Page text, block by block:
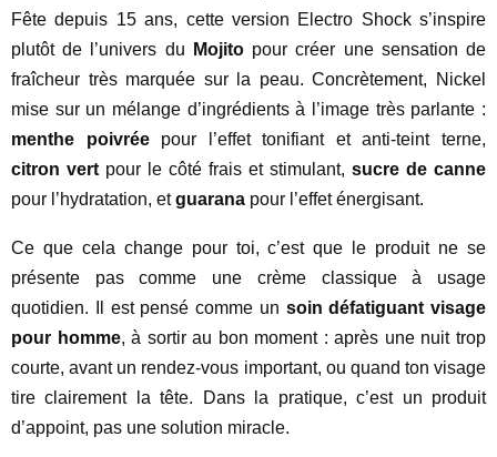
Fête depuis 15 ans, cette version Electro Shock s’inspire
plutôt de l’univers du
Mojitopour créer une sensation de
fraîcheur très marquée sur la peau. Concrètement, Nickel
mise sur un mélange d’ingrédients à l’image très parlante :
menthe poivréepour l’effet tonifiant et anti-teint terne,
citron vert pour le côté frais et stimulant, sucre de canne
pour l’hydratation, etguarana pour l’effet énergisant.
Ce que cela change pour toi, c’est que le produit ne se
présente pas comme une crème classique à usage
quotidien. Il est pensé comme un soin défatiguant visage
pour homme, à sortir au bon moment : après une nuit trop
courte, avant un rendez-vous important, ou quand ton visage
tire clairement la tête. Dans la pratique, c’est un produit
d’appoint, pas une solution miracle.